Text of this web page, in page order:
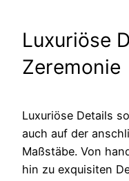
Luxuriöse
Zeremonie
Luxuriöse Details
auch auf der
Maßstäbe. Von
hin zu exquisiten